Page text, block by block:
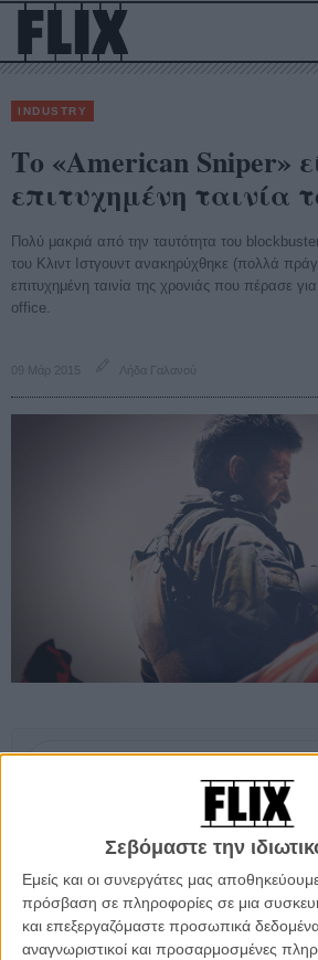
Σεβόμαστε την
Εμείς και οι συνεργάτες μας
πρόσβαση σε πληροφορίες σε μια
και επεξεργαζόμαστε προσωπικά
αναγνωριστικοί και προσαρμοσμένες
INDUSTRY
Το «American Sniper»
επιτυχημένη ταινία
Πολύ μακριά από την ταυτότητα του
του Κλιντ Ιστγουντ ανακηρύχθηκε (πολλά
επιτυχημένη ταινία της χρονιάς που πέρασε
office.
09 Μάρ 2015 Λήδα Γαλανού
Google
Δεν είναι ένα κλασικό blockbuster, δεν
υπερηρωική περιπέτεια, αλλά είναι και
τελευταία ταινία του Κλιντ Ιστγουντ, ο
το φιλμ που συγκέντρωσε τα περισσότερα
box office για το 2014, φτάνοντας τα 337,2